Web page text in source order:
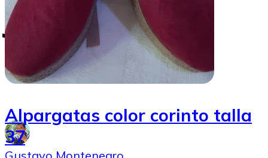
judicial
reciente
Alpargatas color corinto talla
37